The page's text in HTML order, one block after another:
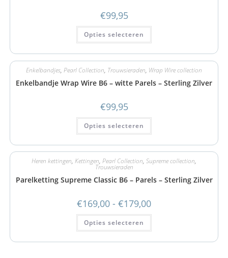
€99,95
Opties selecteren
Enkelbandjes, Pearl Collection, Trouwsieraden, Wrap Wire collection
Enkelbandje Wrap Wire B6 – witte Parels – Sterling Zilver
€99,95
Opties selecteren
Heren kettingen, Kettingen, Pearl Collection, Supreme collection,
Trouwsieraden
Parelketting Supreme Classic B6 – Parels – Sterling Zilver
€169,00 - €179,00
Opties selecteren